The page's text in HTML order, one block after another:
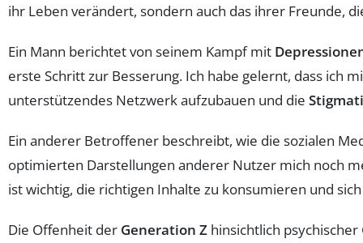
ihr Leben verändert, sondern auch das ihrer Freunde,
Ein Mann berichtet von seinem Kampf mit
erste Schritt zur Besserung. Ich habe gelernt, dass ich
unterstützendes Netzwerk aufzubauen und die
Ein anderer Betroffener beschreibt, wie die sozialen
optimierten Darstellungen anderer Nutzer mich noch
ist wichtig, die richtigen Inhalte zu konsumieren und
Die Offenheit der Generation Z hinsichtlich